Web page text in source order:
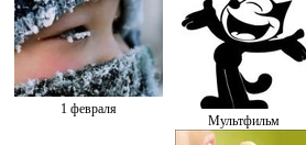
1 февраля
Мультфильм